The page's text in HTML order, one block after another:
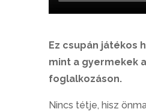
Ez csupán játékos
mint a gyermekek
foglalkozáson.
Nincs tétje, hisz